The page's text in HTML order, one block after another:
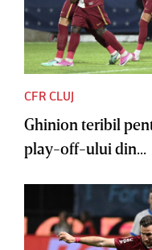
CFR CLUJ
Ghinion teribil
play-off-ului din...